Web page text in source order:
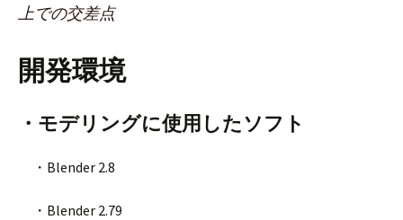
上での交差点
開発環境
・モデリングに使用したソフト
・Blender 2.8
・Blender 2.79